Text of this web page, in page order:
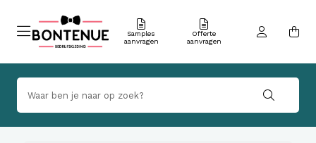
Samples
aanvragen
Offerte
aanvragen